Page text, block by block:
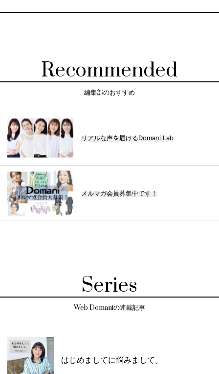
Recommended
編集部のおすすめ
リアルな声を届けるDomani Lab
メルマガ会員募集中です！
Series
Web Domaniの連載記事
はじめましてに悩みまして。